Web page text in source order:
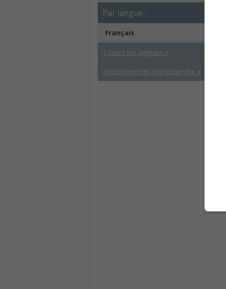
Par langue :
Français
Toutes les langues »
Recommencer ma recherche »